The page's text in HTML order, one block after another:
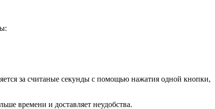
за считаные секунды с помощью нажатия одной кнопки,
времени и доставляет неудобства.